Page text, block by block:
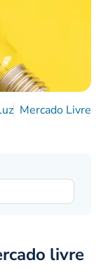
Mercado Livre
livre